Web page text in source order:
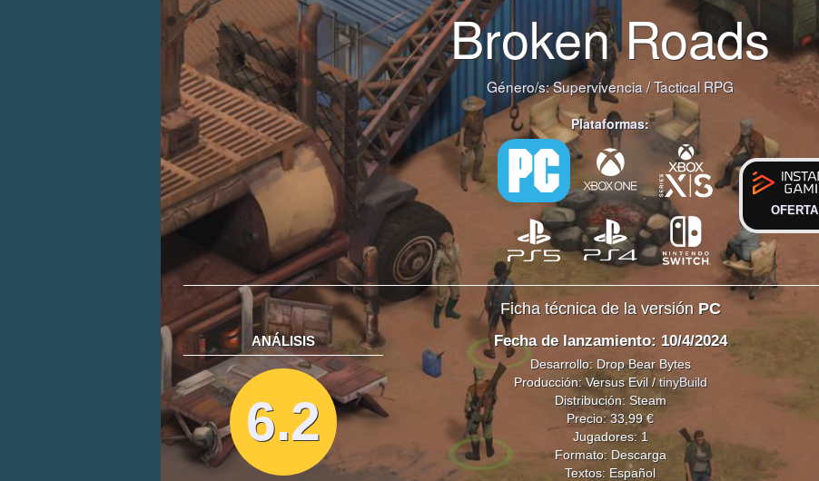
Broken Roads
Género/s:Supervivencia/Tactical RPG
Plataformas:
OFERTA
Ficha técnica de la versión PC
ANÁLISIS
6.2
Fecha de lanzamiento: 10/4/2024
Desarrollo: Drop Bear Bytes
Producción: Versus Evil /tinyBuild
Distribución: Steam
Precio: 33,99 €
Jugadores: 1
Formato: Descarga
Textos: Español